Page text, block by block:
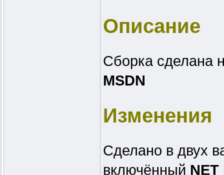
Описание
Сборка сделана
MSDN
Изменения
Сделано в двух
включённый